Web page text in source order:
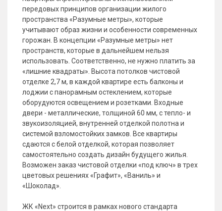
передовых принципов организации жилого
пространства «Разумные метры», которые
учитывают образ жизни и особенности современных
горожан. В концепции «Разумные метры» нет
пространств, которые в дальнейшем нельзя
использовать. Соответственно, не нужно платить за
«лишние квадраты». Высота потолков чистовой
отделке 2,7 м, в каждой квартире есть балконы и
лоджии с панорамным остеклением, которые
оборудуются освещением и розетками. Входные
двери - металлические, толщиной 60 мм, с тепло- и
звукоизоляцией, внутренней отделкой полотна и
системой взломостойких замков. Все квартиры
сдаются с белой отделкой, которая позволяет
самостоятельно создать дизайн будущего жилья.
Возможен заказ чистовой отделки «под ключ» в трех
цветовых решениях «Графит», «Ваниль» и
«Шоколад».
ЖК «Next» строится в рамках нового стандарта